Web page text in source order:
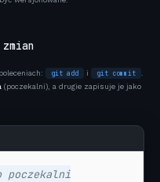
git add i git commit
(poczekalni), a drugie zapisuje je jako
poczekalni